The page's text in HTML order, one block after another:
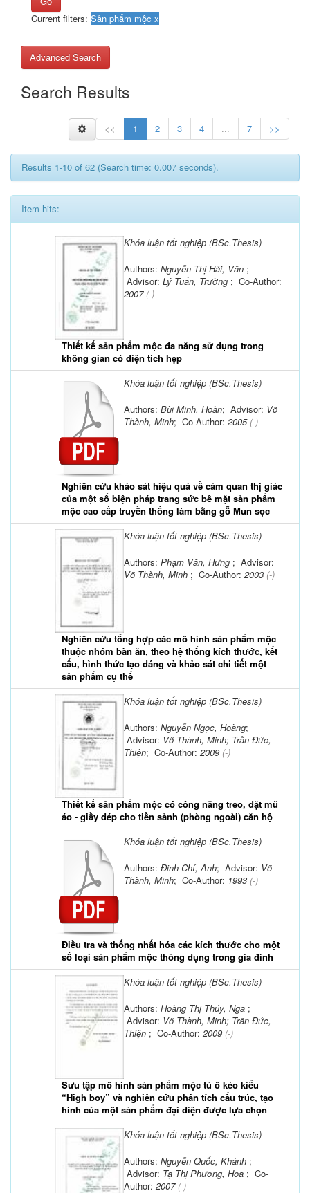
Current filters:
Advanced Search
Search Results
<< 1 2 3 4 ... 7 >>
Results 1-10 of 62 (Search time: 0.007 seconds).
Item hits:
Khóa luận tốt nghiệp (BSc.Thesis)
Thiết kế sản phẩm mộc đa năng sử dụng trong
không gian có diện tích hẹp
Authors: Nguyễn Thị Hải, Vân ;
Advisor: Lý Tuấn, Trường ; Co-Author:
2007(-)
Khóa luận tốt nghiệp (BSc.Thesis)
Nghiên cứu khảo sát hiệu quả về cảm quan thị giác
của một số biện pháp trang sức bề mặt sản phẩm
mộc cao cấp truyền thống làm bằng gỗ Mun sọc
Authors: Bùi Minh, Hoàn; Advisor: Võ
Thành, Minh; Co-Author: 2005(-)
Khóa luận tốt nghiệp (BSc.Thesis)
Nghiên cứu tổng hợp các mô hình sản phẩm mộc
thuộc nhóm bàn ăn, theo hệ thống kích thước, kết
cấu, hình thức tạo dáng và khảo sát chi tiết một
sản phẩm cụ thể
Authors: Phạm Văn, Hưng ; Advisor:
Võ Thành, Minh ; Co-Author: 2003 (-)
Khóa luận tốt nghiệp (BSc.Thesis)
Thiết kế sản phẩm mộc có công năng treo, đặt mũ
áo - giầy dép cho tiền sảnh (phòng ngoài) căn hộ
Authors: Nguyễn Ngọc, Hoàng;
Advisor: Võ Thành, Minh; Trần Đức,
Thiện; Co-Author: 2009 (-)
Khóa luận tốt nghiệp (BSc.Thesis)
Điều tra và thống nhất hóa các kích thước cho một
số loại sản phẩm mộc thông dụng trong gia đình
Authors: Đinh Chí, Anh; Advisor: Võ
Thành, Minh; Co-Author: 1993 (-)
Khóa luận tốt nghiệp (BSc.Thesis)
Sưu tập mô hình sản phẩm mộc tủ ô kéo kiểu
“High boy” và nghiên cứu phân tích cấu trúc, tạo
hình của một sản phẩm đại diện được lựa chọn
Authors: Hoàng Thị Thúy, Nga ;
Advisor: Võ Thành, Minh; Trần Đức,
Thiện ; Co-Author: 2009 (-)
Khóa luận tốt nghiệp (BSc.Thesis)
Authors: Nguyễn Quốc, Khánh ;
Advisor: Tạ Thị Phương, Hoa ; Co-
Author: 2007(-)